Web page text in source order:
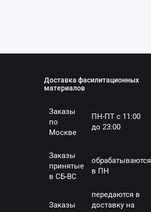
Доставка фасилитационных
материалов
Заказы
по
Москве
ПН-ПТ с 11:00
до 23:00
Заказы
принятые
в СБ-ВС
обрабатываются
в ПН
Заказы
передаются в
доставку на